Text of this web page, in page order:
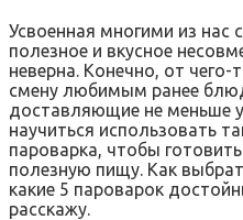
Усвоенная многими из нас
полезное и вкусное
неверна. Конечно, от чего-
смену любимым ранее
доставляющие не меньше
научиться использовать
пароварка, чтобы
полезную пищу. Как
какие 5 пароварок
расскажу.